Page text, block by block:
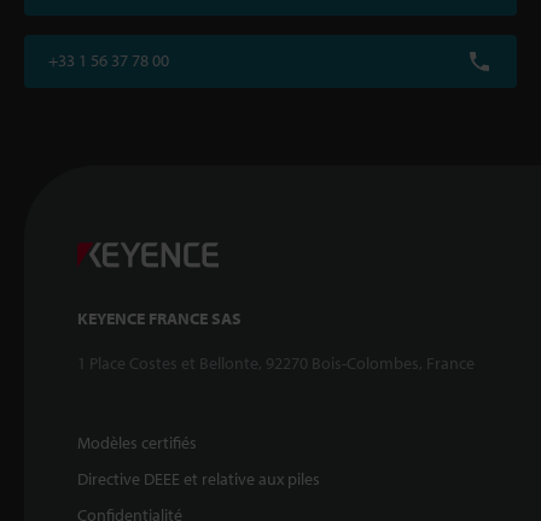
+33 1 56 37 78 00
KEYENCE FRANCE SAS
1 Place Costes et Bellonte, 92270 Bois-Colombes, France
Modèles certifiés
Directive DEEE et relative aux piles
Confidentialité